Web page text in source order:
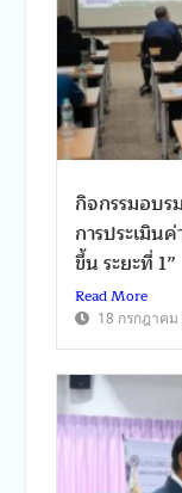
กิจกรรมอบร
การประเมิน
ขึ้น ระยะที่ 1”
Read More
18 กรกฎาคม